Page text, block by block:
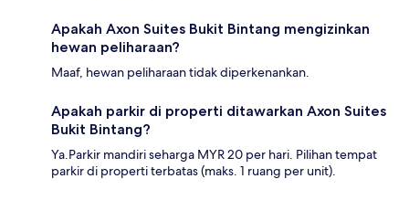
Apakah Axon Suites Bukit Bintang mengizinkan
hewan peliharaan?
Maaf, hewan peliharaan tidak diperkenankan.
Apakah parkir di properti ditawarkan Axon Suites
Bukit Bintang?
Ya.Parkir mandiri seharga MYR 20 per hari. Pilihan tempat
parkir di properti terbatas (maks. 1 ruang per unit).